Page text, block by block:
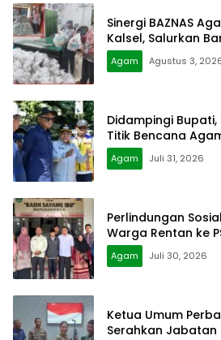
Sinergi BAZNAS
Kalsel, Salurkan
Agam Agustus 3,
Didampingi Bupati,
Titik Bencana
Agam Juli 31, 2026
Perlindungan
Warga Rentan ke
Agam Juli 30, 2026
Ketua Umum
Serahkan Jabatan